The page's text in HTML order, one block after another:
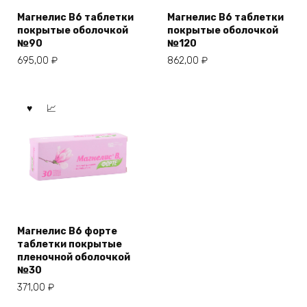
Магнелис B6 таблетки
покрытые оболочкой
№90
695,00 ₽
Магнелис B6 таблетки
покрытые оболочкой
№120
862,00 ₽
Магнелис B6 форте
таблетки покрытые
пленочной оболочкой
№30
371,00 ₽